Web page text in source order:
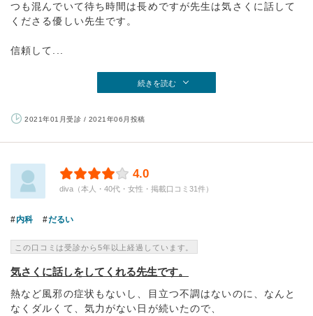
つも混んでいて待ち時間は長めですが先生は気さくに話して
くださる優しい先生です。
信頼して...
続きを読む
2021年01月受診 / 2021年06月投稿
4.0
diva（本人・40代・女性・掲載口コミ31件）
内科 だるい
この口コミは受診から5年以上経過しています。
気さくに話しをしてくれる先生です。
熱など風邪の症状もないし、目立つ不調はないのに、なんと
なくダルくて、気力がない日が続いたので、